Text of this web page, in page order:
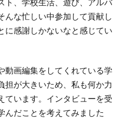
ト、学校生活、遊び、アルバ
んな忙しい中参加して貢献し
に感謝しかないなと感じてい
動画編集をしてくれている学
担が大きいため、私も何か力
ています。インタビューを受
んだことを考えてみました